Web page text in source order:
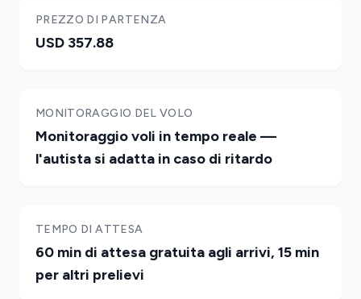
PREZZO DI PARTENZA
USD 357.88
MONITORAGGIO DEL VOLO
Monitoraggio voli in tempo reale —
l'autista si adatta in caso di ritardo
TEMPO DI ATTESA
60 min di attesa gratuita agli arrivi, 15 min
per altri prelievi